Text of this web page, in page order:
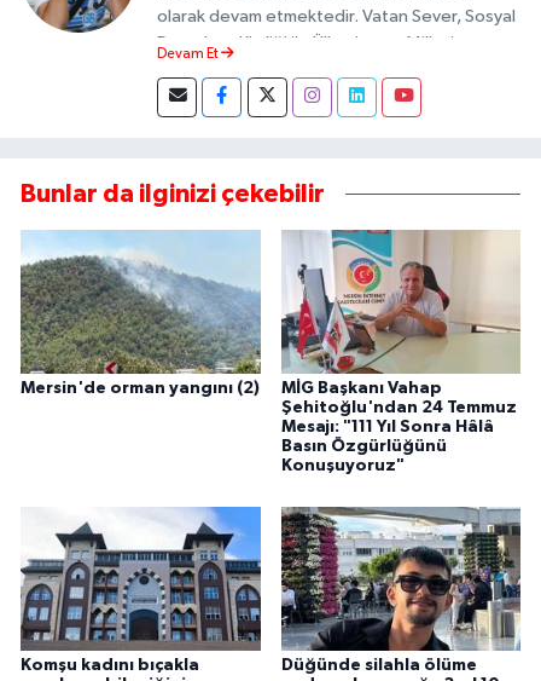
olarak devam etmektedir. Vatan Sever, Sosyal
Demokrat Kimliği ile Ülkesine ve Milletine
almıştır.
Devam Et
Bunlar da ilginizi çekebilir
Mersin'de orman yangını (2)
MİG Başkanı Vahap
Şehitoğlu'ndan 24 Temmuz
Mesajı: "111 Yıl Sonra Hâlâ
Basın Özgürlüğünü
Konuşuyoruz"
Komşu kadını bıçakla
Düğünde silahla ölüme